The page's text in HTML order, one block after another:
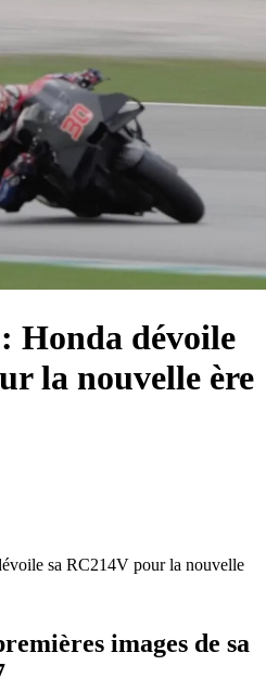
Honda dévoile
la nouvelle ère
sa RC214V pour la nouvelle
images de sa